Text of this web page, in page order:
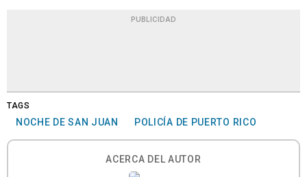
PUBLICIDAD
TAGS
NOCHE DE SAN JUAN POLICÍA DE PUERTO RICO
ACERCA DEL AUTOR